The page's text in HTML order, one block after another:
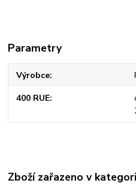
Parametry
Výrobce
400 RUE
Zboží zařazeno v